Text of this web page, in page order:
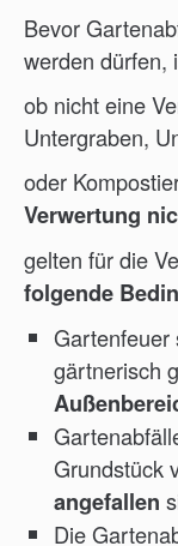
Bevor
werden dürfen,
ob nicht eine
Untergraben,
oder
Verwertung
gelten für die
folgende
Gartenfeuer
gärtnerisch
Grundstück
angefallen
Die